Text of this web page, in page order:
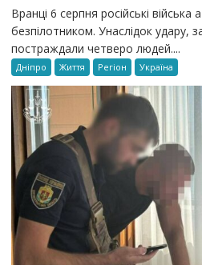
Вранці 6 серпня російські
безпілотником. Унаслідок удару,
постраждали четверо людей....
Дніпро Життя Регіон Україна